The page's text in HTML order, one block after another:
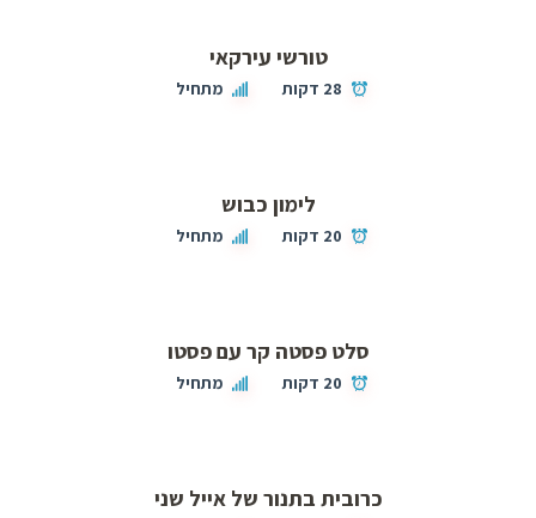
טורשי עירקאי
28 דקות מתחיל
לימון כבוש
20 דקות מתחיל
סלט פסטה קר עם פסטו
20 דקות מתחיל
כרובית בתנור של אייל שני